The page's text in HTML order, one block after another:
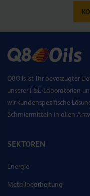
Q8Oils ist Ihr bevorzugter
unserer F&E-Laboratorien
wir kundenspezifische
Schmiermitteln in allen
SEKTOREN
Energie
Metallbearbeitung